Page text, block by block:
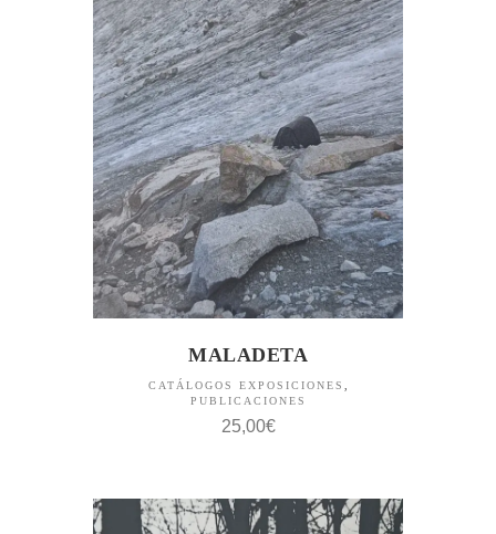
MALADETA
CATÁLOGOS EXPOSICIONES
PUBLICACIONES
25,00€